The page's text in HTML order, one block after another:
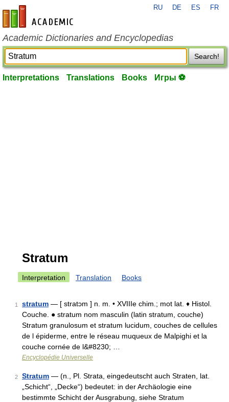
en-academic.com
RU DE ES FR
Academic Dictionaries and Encyclopedias
Search!
Interpretations Translations Books Игры ⚽
Stratum
Interpretation Translation Books
1 stratum — [ stratɔm ] n. m. • XVIIIe chim.; mot lat. ♦ Histol.
Couche. ● stratum nom masculin (latin stratum, couche)
Stratum granulosum et stratum lucidum, couches de cellules
de l épiderme, entre le réseau muqueux de Malpighi et la
couche cornée de l&#8230; …
Encyclopédie Universelle
2 Stratum — (n., Pl. Strata, eingedeutscht auch Straten, lat.
„Schicht“, „Decke“) bedeutet: in der Archäologie eine
bestimmte Schicht der Ausgrabung, siehe Stratum